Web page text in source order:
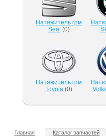
Натяжитель грм
Seat(0)
Натяжитель грм
Toyota (0)
Главная Каталог запчастей